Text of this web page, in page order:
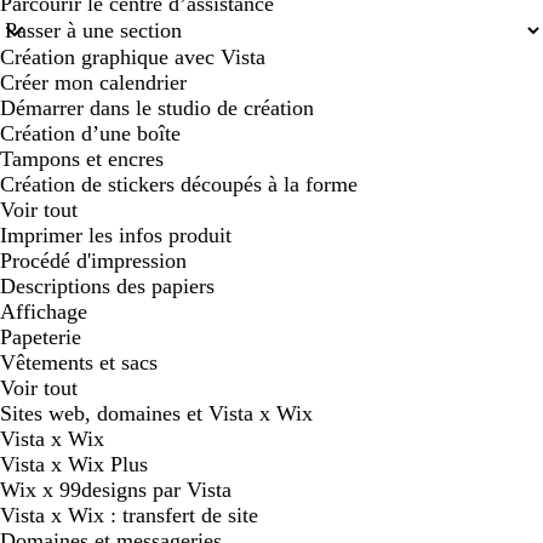
Création graphique avec Vista
Créer mon calendrier
Démarrer dans le studio de création
Création d’une boîte
Tampons et encres
Création de stickers découpés à la forme
Voir tout
Imprimer les infos produit
Procédé d'impression
Descriptions des papiers
Affichage
Papeterie
Vêtements et sacs
Voir tout
Sites web, domaines et Vista x Wix
Vista x Wix
Vista x Wix Plus
Wix x 99designs par Vista
Vista x Wix : transfert de site